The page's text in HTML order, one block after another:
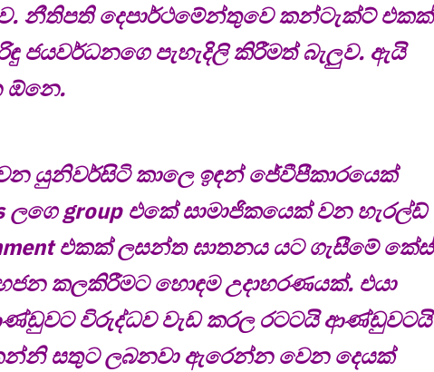
නීතිපති දෙපාර්ථමේන්තුවෙ කන්ටැක්ට් එකක්
ජයවර්ධනගෙ පැහැදිලි කිරීමත් බැලුව. ඇයි
ඕනෙ.
යුනිවර්සිටි කාලෙ ඉඳන් ජේවීපීකාරයෙක්
ලගෙ group එකේ සාමාජිකයෙක් වන හැරල්ඩ්
එකක් ලසන්ත ඝාතනය යට ගැසීමේ කේස්
කලකිරීමට හොඳම උදාහරණයක්. එයා
විරුද්ධව වැඩ කරල රටටයි ආණ්ඩුවටයි
සතුට ලබනවා ඇරෙන්න වෙන දෙයක්